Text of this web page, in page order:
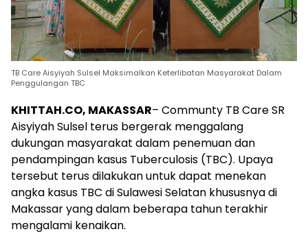
TB Care Aisyiyah Sulsel Maksimalkan Keterlibatan Masyarakat Dalam
Penggulangan TBC
KHITTAH.CO, MAKASSAR– Communty TB Care SR
Aisyiyah Sulsel terus bergerak menggalang
dukungan masyarakat dalam penemuan dan
pendampingan kasus Tuberculosis (TBC). Upaya
tersebut terus dilakukan untuk dapat menekan
angka kasus TBC di Sulawesi Selatan khususnya di
Makassar yang dalam beberapa tahun terakhir
mengalami kenaikan.